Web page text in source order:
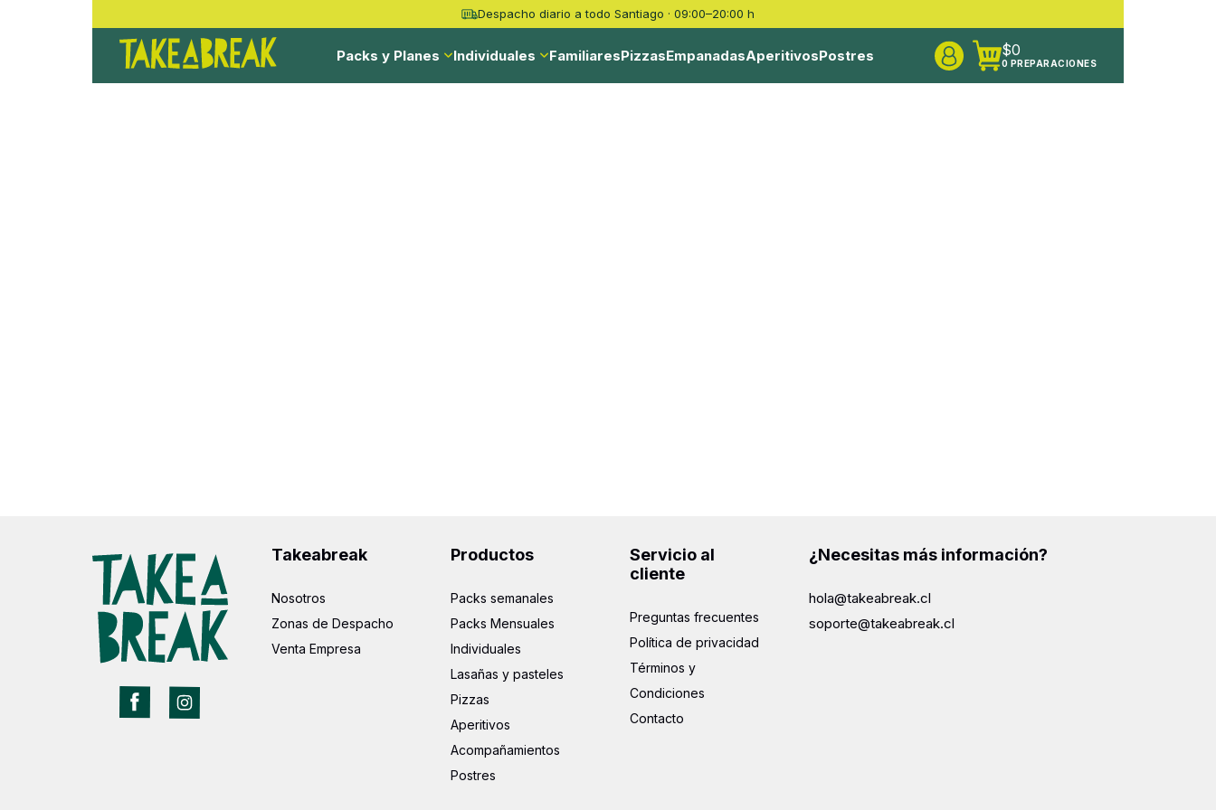
Despacho diario a todo Santiago · 09:00–20:00 h
Packs y Planes Individuales FamiliaresPizzasEmpanadasAperitivosPostres $0
0 PREPARACIONES
Takeabreak
Nosotros
Zonas de Despacho
Venta Empresa
Productos
Packs semanales
Packs Mensuales
Individuales
Lasañas y pasteles
Pizzas
Aperitivos
Acompañamientos
Postres
Servicio al
cliente
Preguntas frecuentes
Política de privacidad
Términos y
Condiciones
Contacto
¿Necesitas más información?
hola@takeabreak.cl
soporte@takeabreak.cl